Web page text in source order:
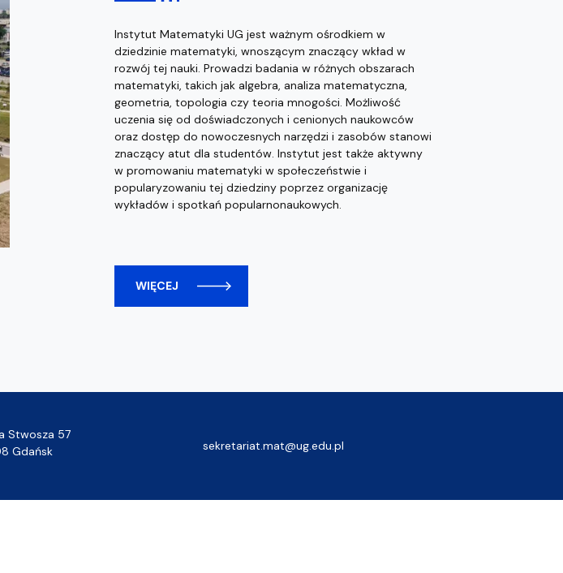
Instytut Matematyki UG jest ważnym ośrodkiem w
dziedzinie matematyki, wnoszącym znaczący wkład w
rozwój tej nauki. Prowadzi badania w różnych obszarach
matematyki, takich jak algebra, analiza matematyczna,
geometria, topologia czy teoria mnogości. Możliwość
uczenia się od doświadczonych i cenionych naukowców
oraz dostęp do nowoczesnych narzędzi i zasobów stanowi
znaczący atut dla studentów. Instytut jest także aktywny
w promowaniu matematyki w społeczeństwie i
popularyzowaniu tej dziedziny poprzez organizację
wykładów i spotkań popularnonaukowych.
WIĘCEJ
Stwosza 57
Gdańsk
sekretariat.mat@ug.edu.pl